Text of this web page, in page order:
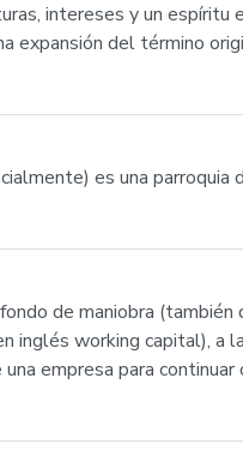
intereses y un
expansión del término
es una parroquia
de maniobra
inglés working capital), a
empresa para